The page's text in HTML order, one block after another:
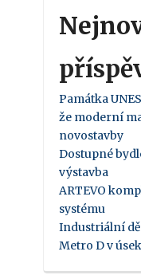
Památka
že moderní
novostavby
Dostupné
výstavba
ARTEVO
systému
Industriální
Metro D v